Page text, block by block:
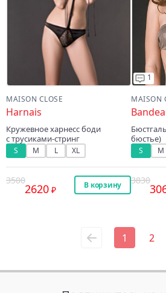
MAISON CLOSE
Harnais
Кружевное харнесс боди
с трусиками-стринг
S M L XL
3500
2620 В корзину
1
MAISON
бюстье)
S M
3830
1 2